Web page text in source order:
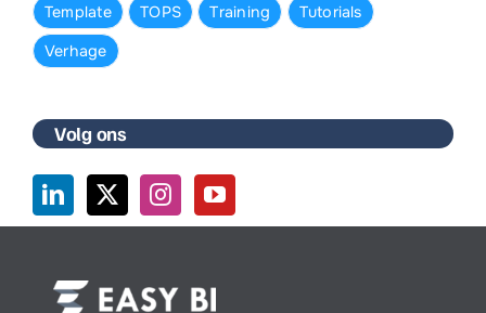
Template
TOPS Training
Tutorials
Verhage
Volg ons